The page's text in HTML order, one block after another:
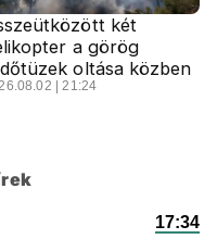
két
a görög
oltása közben
| 21:24
17:34